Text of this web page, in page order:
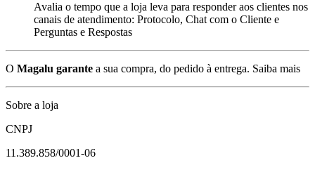
Avalia o tempo que a loja leva para responder aos clientes nos
canais de atendimento: Protocolo, Chat com o Cliente e
Perguntas e Respostas
O Magalu garante a sua compra, do pedido à entrega. Saiba mais
Sobre a loja
CNPJ
11.389.858/0001-06